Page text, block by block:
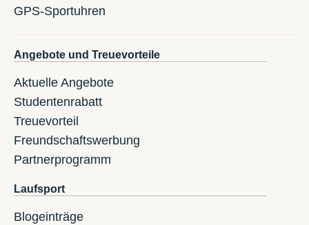
GPS-Sportuhren
Angebote und Treuevorteile
Aktuelle Angebote
Studentenrabatt
Treuevorteil
Freundschaftswerbung
Partnerprogramm
Laufsport
Blogeinträge